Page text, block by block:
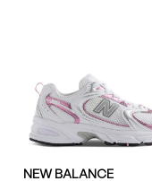
NEW BALANCE